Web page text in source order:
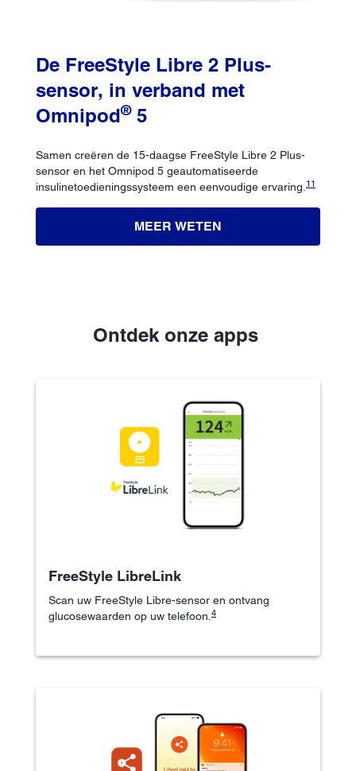
De FreeStyle Libre 2 Plus-
sensor, in verband met
Omnipod®5
Samen creëren de 15-daagse FreeStyle Libre 2 Plus-
sensor en het Omnipod 5 geautomatiseerde
insulinetoedieningssysteem een ​​eenvoudige ervaring. 11
MEER WETEN
Ontdek onze apps
FreeStyle LibreLink
Scan uw FreeStyle Libre-sensor en ontvang
glucosewaarden op uw telefoon. 4